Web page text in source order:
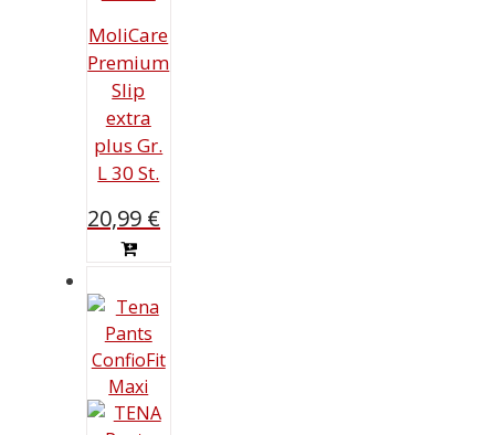
MoliCare
Premium
Slip
extra
plus Gr.
L 30 St.
20,99 €